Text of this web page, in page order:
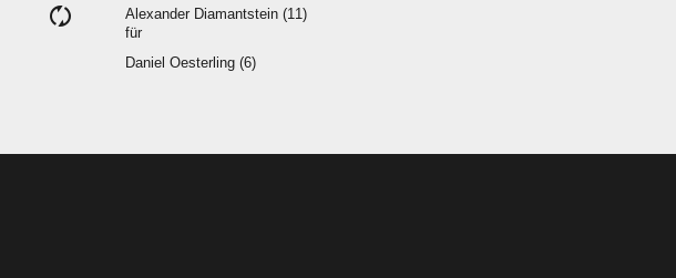
  
für
  